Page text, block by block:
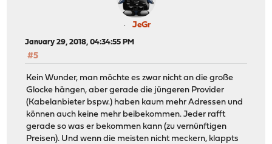
JeGr
January 29, 2018, 04:34:55 PM
#5
Kein Wunder, man möchte es zwar nicht an die große
Glocke hängen, aber gerade die jüngeren Provider
(Kabelanbieter bspw.) haben kaum mehr Adressen und
können auch keine mehr beibekommen. Jeder rafft
gerade so was er bekommen kann (zu vernünftigen
Preisen). Und wenn die meisten nicht meckern, klappts